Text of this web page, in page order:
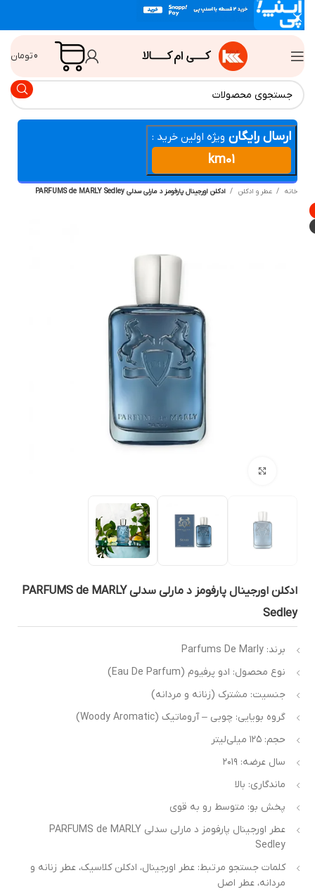
تومان
ارسال رایگان ویژه اولین خرید :
km01
عطر و ادکلن ادکلن اورجینال پارفومز د مارلی سدلی PARFUMS de MARLY Sedley
بزرگنمایی تصویر
ادکلن اورجینال پارفومز د مارلی سدلی PARFUMS de MARLY
برند: Parfums De Marly
نوع محصول: ادو پرفیوم (Eau De Parfum)
جنسیت: مشترک (زنانه و مردانه)
گروه بویایی: چوبی – آروماتیک (Woody Aromatic)
حجم: ۱۲۵ میلی‌لیتر
سال عرضه: ۲۰۱۹
ماندگاری: بالا
پخش بو: متوسط رو به قوی
عطر اورجینال پارفومز د مارلی سدلی PARFUMS de MARLY
Sedley
کلمات جستجو مرتبط: عطر اورجینال، ادکلن کلاسیک، عطر زنانه و
مردانه، عطر اصل